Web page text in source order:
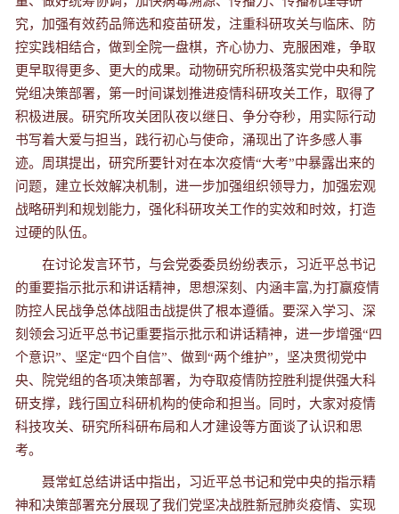
究，加强有效药品筛选和疫苗研发，注重科研攻关与临床、防
控实践相结合，做到全院一盘棋，齐心协力、克服困难，争取
更早取得更多、更大的成果。动物研究所积极落实党中央和院
党组决策部署，第一时间谋划推进疫情科研攻关工作，取得了
积极进展。研究所攻关团队夜以继日、争分夺秒，用实际行动
书写着大爱与担当，践行初心与使命，涌现出了许多感人事
迹。周琪提出，研究所要针对在本次疫情“大考”中暴露出来的
问题，建立长效解决机制，进一步加强组织领导力，加强宏观
战略研判和规划能力，强化科研攻关工作的实效和时效，打造
过硬的队伍。
在讨论发言环节，与会党委委员纷纷表示，习近平总书记
的重要指示批示和讲话精神，思想深刻、内涵丰富,为打赢疫情
防控人民战争总体战阻击战提供了根本遵循。要深入学习、深
刻领会习近平总书记重要指示批示和讲话精神，进一步增强“四
个意识”、坚定“四个自信”、做到“两个维护”，坚决贯彻党中
央、院党组的各项决策部署，为夺取疫情防控胜利提供强大科
研支撑，践行国立科研机构的使命和担当。同时，大家对疫情
科技攻关、研究所科研布局和人才建设等方面谈了认识和思
考。
聂常虹总结讲话中指出，习近平总书记和党中央的指示精
神和决策部署充分展现了我们党坚决战胜新冠肺炎疫情、实现